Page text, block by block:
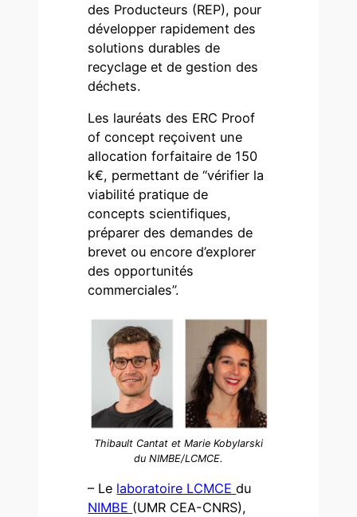
des Producteurs (REP), pour
développer rapidement des
solutions durables de
recyclage et de gestion des
déchets.
Les lauréats des ERC Proof
of concept reçoivent une
allocation forfaitaire de 150
k€, permettant de “vérifier la
viabilité pratique de
concepts scientifiques,
préparer des demandes de
brevet ou encore d’explorer
des opportunités
commerciales”.
Thibault Cantat et Marie Kobylarski
du NIMBE/LCMCE.
– Le laboratoire LCMCEdu
NIMBE (UMR CEA-CNRS),